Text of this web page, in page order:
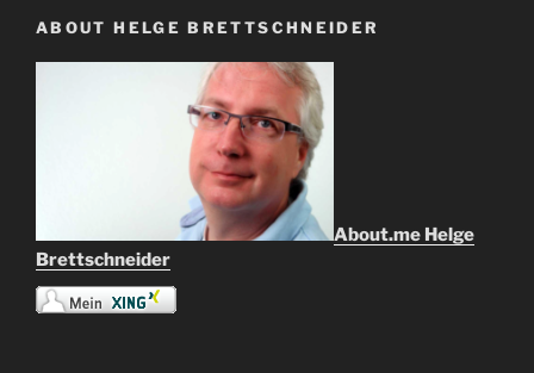
ABOUT HELGE BRETTSCHNEIDER
About.me Helge
Brettschneider